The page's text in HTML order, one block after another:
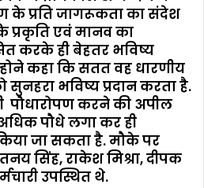
के प्रति जागरूकता का संदेश
प्रकृति एवं मानव का
करके ही बेहतर भविष्य
कहा कि सतत वह धारणीय
सुनहरा भविष्य प्रदान करता है.
पौधारोपण करने की अपील
पौधे लगा कर ही
जा सकता है. मौके पर
सिंह, राकेश मिश्रा, दीपक
उपस्थित थे.